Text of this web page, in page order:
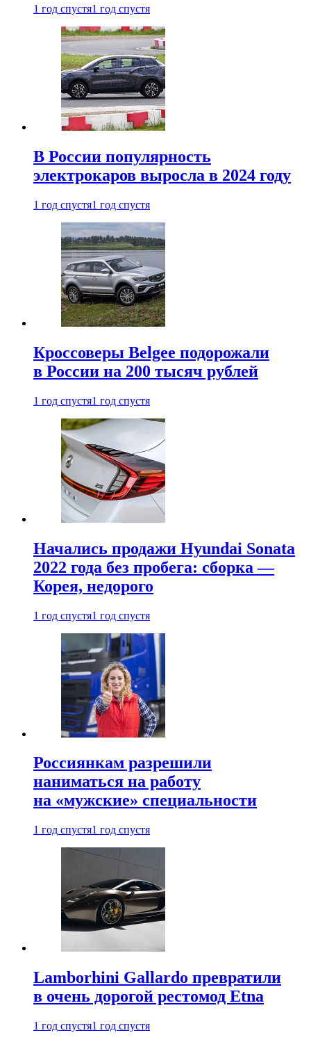
1 год спустя1 год спустя
В России популярность
электрокаров выросла в 2024 году
1 год спустя1 год спустя
Кроссоверы Belgee подорожали
в России на 200 тысяч рублей
1 год спустя1 год спустя
Начались продажи Hyundai Sonata
2022 года без пробега: сборка —
Корея, недорого
1 год спустя1 год спустя
Россиянкам разрешили
наниматься на работу
на «мужские» специальности
1 год спустя1 год спустя
Lamborhini Gallardo превратили
в очень дорогой рестомод Etna
1 год спустя1 год спустя